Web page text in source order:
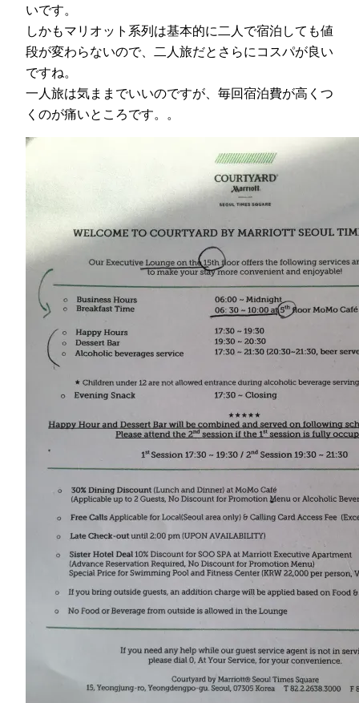
いです。
しかもマリオット系列は基本的に二人で宿泊しても値
段が変わらないので、二人旅だとさらにコスパが良い
ですね。
一人旅は気ままでいいのですが、毎回宿泊費が高くつ
くのが痛いところです。。